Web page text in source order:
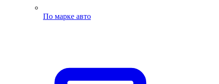
По марке авто